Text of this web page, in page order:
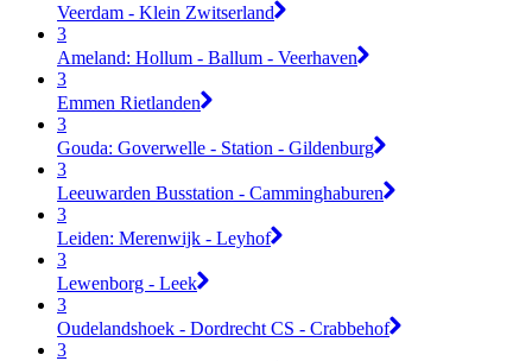
Veerdam - Klein Zwitserland
3
Ameland: Hollum - Ballum - Veerhaven
3
Emmen Rietlanden
3
Gouda: Goverwelle - Station - Gildenburg
3
Leeuwarden Busstation - Camminghaburen
3
Leiden: Merenwijk - Leyhof
3
Lewenborg - Leek
3
Oudelandshoek - Dordrecht CS - Crabbehof
3